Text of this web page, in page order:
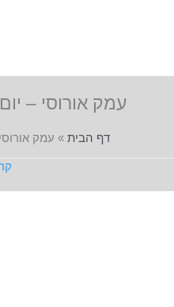
עמק אורוסי –
דף הבית » עמק